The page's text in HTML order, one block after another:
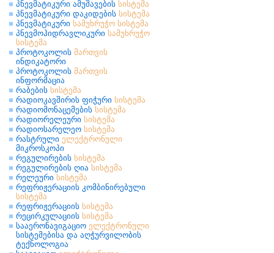
პნევმატიკური ამუშავების სისტემა
პნევმატიკური დაკიდების სისტემა
პნევმატიკური სამუხრუჭო სისტემა
პნევმოჰიდრავლიკური სამუხრუჭო
სისტემა
პროტოკოლის მართვის
ინდიკატორი
პროტოკოლის მართვის
ინფორმაცია
რაბების სისტემა
რადიოკავშირის ფიჭური სისტემა
რადიომონაცემების სისტემა
რადიორელეური სისტემა
რადიოსარელეო სისტემა
რასტრული ელექტრონული
მიკროსკოპი
რეგულირების სისტემა
რეგულირების ღია სისტემა
რელეური სისტემა
რეფრიჟერაციის კომბინირებული
სისტემა
რეფრიჟერაციის სისტემა
რეცირკულაციის სისტემა
სააერონავიგაციო ელექტრონული
სისტემებისა და აღჭურვილობის
ტექნოლოგია